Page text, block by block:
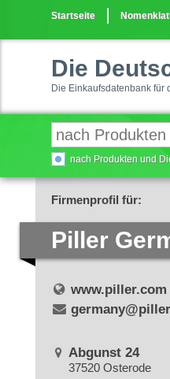
Startseite
Die
Die Einkaufsdatenbank für
nach Produkten und
Firmenprofil für:
Piller
www.piller.com
Abgunst 24
37520 Osterode